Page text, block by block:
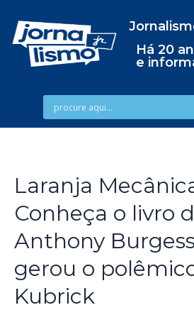
Há 20
e
Laranja
Conheça o livro
Anthony
gerou o
Kubrick